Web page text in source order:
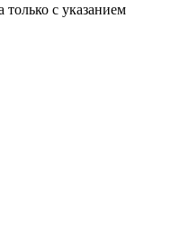
только с указанием